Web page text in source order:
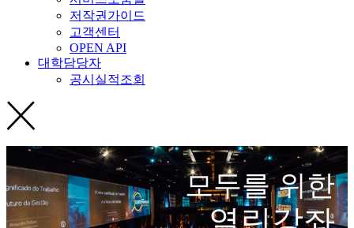
저작권가이드
고객센터
OPEN API
대학담당자
공시실적조회
모두를 위한